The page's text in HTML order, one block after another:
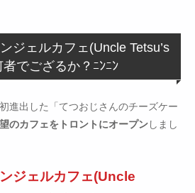
ジェルカフェ(Uncle Tetsu’s
でござるか？ﾆﾝﾆﾝ
進出した「てつおじさんのチーズケー
のカフェをトロントにオープンしまし
ジェルカフェ(Uncle